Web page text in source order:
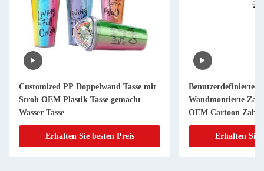
Customized PP Doppelwand Tasse mit
Stroh OEM Plastik Tasse gemacht
Wasser Tasse
Erhalten Sie besten Preis
Benutzerdefinierte
Wandmontierte
OEM Cartoon
Erhalten Sie